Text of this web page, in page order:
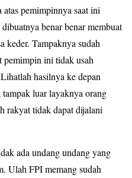
atas pemimpinnya saat ini
benar benar membuat
keder. Tampaknya sudah
pemimpin ini tidak usah
hasilnya ke depan
luar layaknya orang
rakyat tidak dapat dijalani
ada undang undang yang
Ulah FPI memang sudah